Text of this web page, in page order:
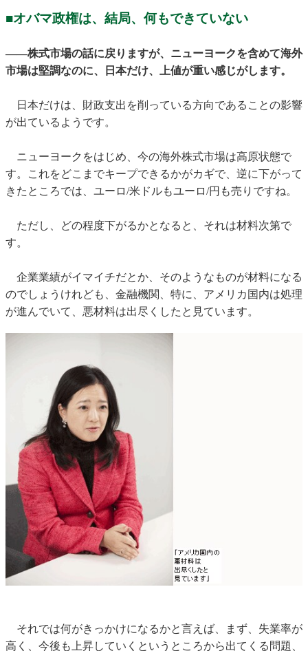
■オバマ政権は、結局、何もできていない
——株式市場の話に戻りますが、ニューヨークを含めて海外
市場は堅調なのに、日本だけ、上値が重い感じがします。
日本だけは、財政支出を削っている方向であることの影響
が出ているようです。
ニューヨークをはじめ、今の海外株式市場は高原状態で
す。これをどこまでキープできるかがカギで、逆に下がって
きたところでは、ユーロ/米ドルもユーロ/円も売りですね。
ただし、どの程度下がるかとなると、それは材料次第で
す。
企業業績がイマイチだとか、そのようなものが材料になる
のでしょうけれども、金融機関、特に、アメリカ国内は処理
が進んでいて、悪材料は出尽くしたと見ています。
それでは何がきっかけになるかと言えば、まず、失業率が
高く、今後も上昇していくというところから出てくる問題、